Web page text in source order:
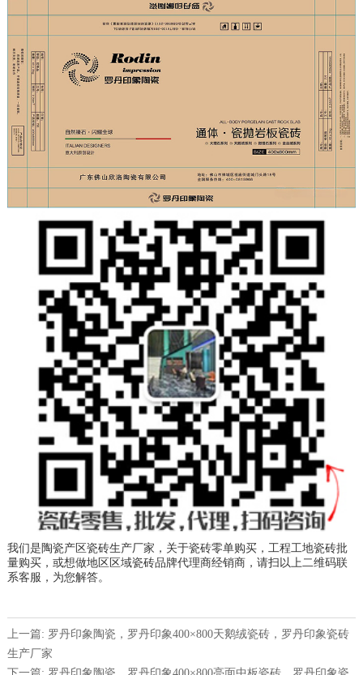
我们是陶瓷产区瓷砖生产厂家，关于瓷砖零单购买，工程工地瓷砖批
量购买，或想做地区区域瓷砖品牌代理商经销商，请扫以上二维码联
系客服，为您解答。
上一篇: 罗丹印象陶瓷，罗丹印象400×800天鹅绒瓷砖，罗丹印象瓷砖
生产厂家